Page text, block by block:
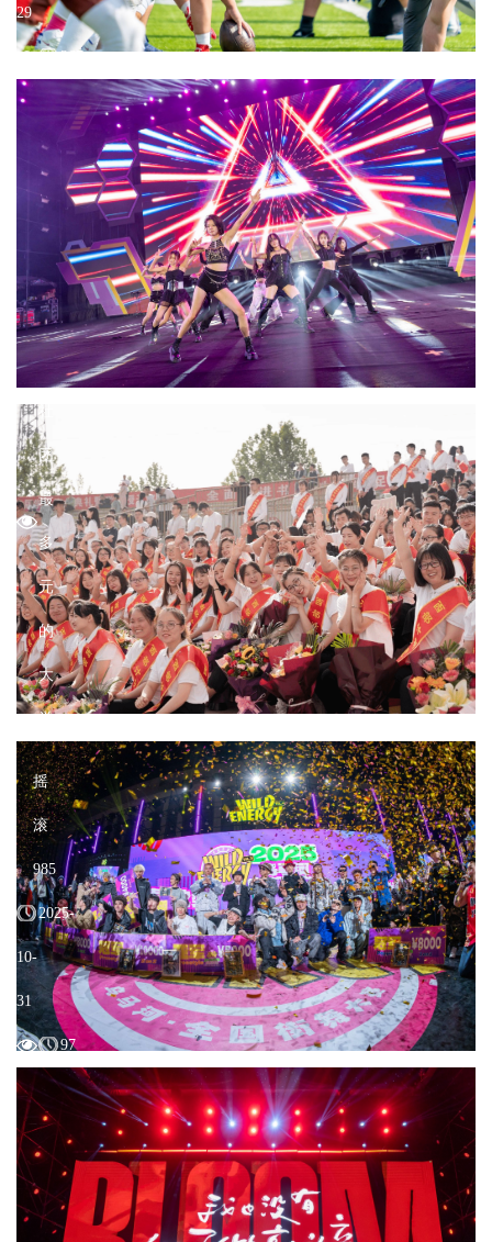
29
367
造
愿
的
大
学
社
动
2025-
29
打
造
社
团
最
多
元
的
大
学
摇
滚
985
2025-
10-
31
97
校
景
观
2023-